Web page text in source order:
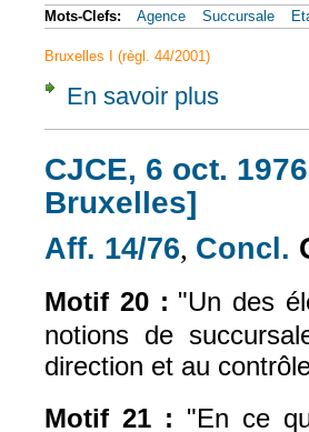
Mots-Clefs: Agence Succursale
Bruxelles I (règl. 44/2001)
En savoir plus
CJCE, 6 oct.
Bruxelles]
Aff. 14/76 (le lien est
, Concl.
Motif 20 : "Un des
notions de
direction et au
Motif 21 : "En ce